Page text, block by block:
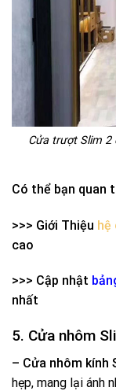
Cửa trượt Slim 2
Có thể bạn quan
>>> Giới Thiệu hệ
cao
>>> Cập nhật
nhất
5. Cửa nhôm
– Cửa nhôm kính
hẹp, mang lại ánh